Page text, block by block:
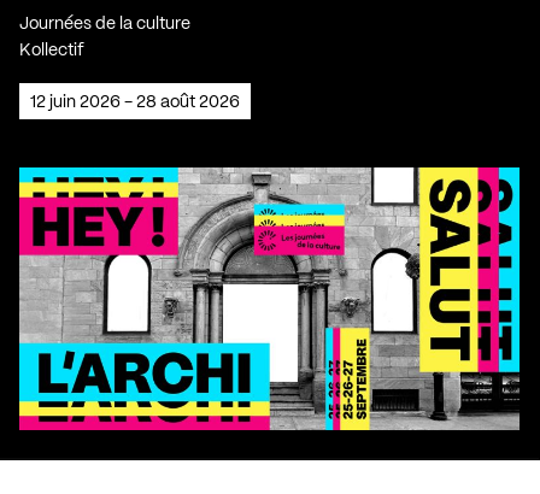
Journées de la culture
Kollectif
12 juin 2026 - 28 août 2026